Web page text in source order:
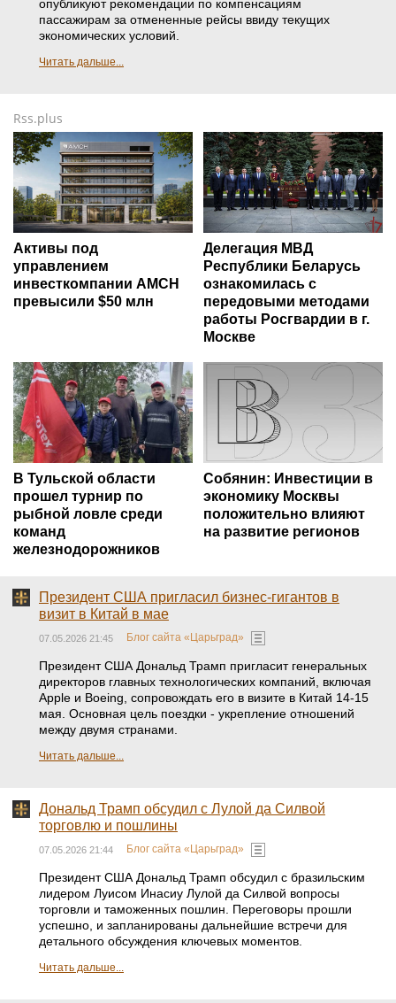
опубликуют рекомендации по компенсациям
пассажирам за отмененные рейсы ввиду текущих
экономических условий.
Читать дальше...
Rss.plus
Активы под
управлением
инвесткомпании AMCH
превысили $50 млн
Делегация МВД
Республики Беларусь
ознакомилась с
передовыми методами
работы Росгвардии в г.
Москве
В Тульской области
прошел турнир по
рыбной ловле среди
команд
железнодорожников
Собянин: Инвестиции в
экономику Москвы
положительно влияют
на развитие регионов
Президент США пригласил бизнес-гигантов в
визит в Китай в мае
07.05.2026 21:45 Блог сайта «Царьград»
Президент США Дональд Трамп пригласит генеральных
директоров главных технологических компаний, включая
Apple и Boeing, сопровождать его в визите в Китай 14-15
мая. Основная цель поездки - укрепление отношений
между двумя странами.
Читать дальше...
Дональд Трамп обсудил с Лулой да Силвой
торговлю и пошлины
07.05.2026 21:44 Блог сайта «Царьград»
Президент США Дональд Трамп обсудил с бразильским
лидером Луисом Инасиу Лулой да Силвой вопросы
торговли и таможенных пошлин. Переговоры прошли
успешно, и запланированы дальнейшие встречи для
детального обсуждения ключевых моментов.
Читать дальше...